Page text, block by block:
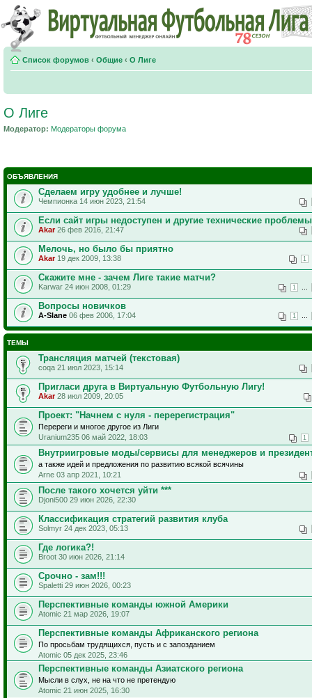
Список форумов ‹ Общие ‹ О Лиге
О Лиге
Модератор: Модераторы форума
ОБЪЯВЛЕНИЯ
Сделаем игру удобнее и лучше!
Чемпионка 14 июн 2023, 21:54
Если сайт игры недоступен и другие технические проблемы
Akar26 фев 2016, 21:47
Мелочь, но было бы приятно
1
Akar19 дек 2009, 13:38
Скажите мне - зачем Лиге такие матчи?
1
Karwar 24 июн 2008, 01:29
Вопросы новичков
1
A-Slane 06 фев 2006, 17:04
ТЕМЫ
Трансляция матчей (текстовая)
coqa 21 июл 2023, 15:14
Пригласи друга в Виртуальную Футбольную Лигу!
Akar28 июл 2009, 20:05
Проект: "Начнем с нуля - перерегистрация"
Перереги и многое другое из Лиги
1
Uranium235 06 май 2022, 18:03
Внутриигровые моды/сервисы для менеджеров и
а также идей и предложения по развитию всякой всячины
Arne 03 апр 2021, 10:21
После такого хочется уйти ***
Djoni500 29 июн 2026, 22:30
Классификация стратегий развития клуба
Solmyr 24 дек 2023, 05:13
Где логика?!
Broot 30 июн 2026, 21:14
Срочно - зам!!!
Spaletti 29 июн 2026, 00:23
Перспективные команды южной Америки
Atomic 21 мар 2026, 19:07
Перспективные команды Африканского региона
По просьбам трудящихся, пусть и с запозданием
Atomic 05 дек 2025, 23:46
Перспективные команды Азиатского региона
Мысли в слух, не на что не претендую
Atomic 21 июн 2025, 16:30